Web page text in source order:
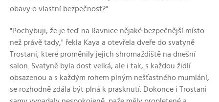
obavy o vlastní bezpečnost?"
"Pochybuji, že je teď na Ravnice nějaké bezpečnější místo
než právě tady," řekla Kaya a otevřela dveře do svatyně
Trostani, které proměnily jejich shromaždiště na dnešní
salon. Svatyně byla dost velká, ale i tak, s každou židlí
obsazenou a s každým rohem plným nešťastného mumlání,
se rozhodně zdála být plná k prasknutí. Dokonce i Trostani